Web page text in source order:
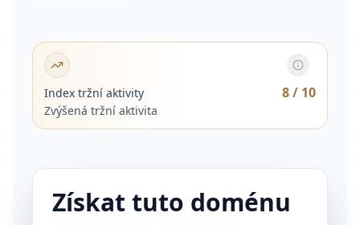
Index tržní aktivity 8/ 10
Zvýšená tržní aktivita
Získat tuto doménu